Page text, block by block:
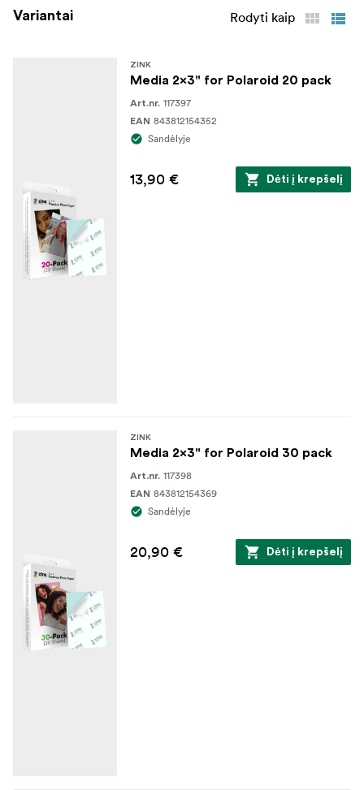
Variantai Rodyti kaip
ZINK
Media 2x3" for Polaroid 20 pack
Art.nr. 117397
EAN 843812154352
Sandėlyje
13,90 € Dėti į krepšelį
ZINK
Media 2x3" for Polaroid 30 pack
Art.nr. 117398
EAN 843812154369
Sandėlyje
20,90 € Dėti į krepšelį